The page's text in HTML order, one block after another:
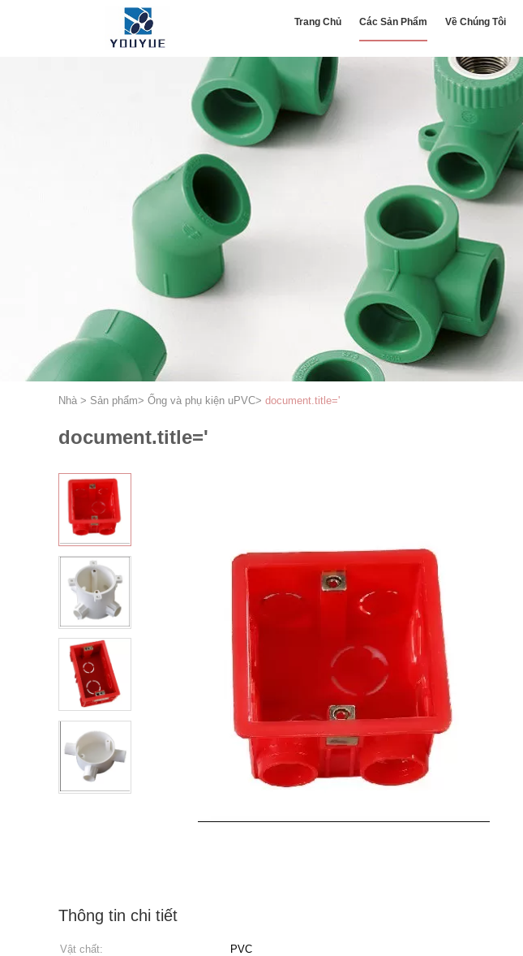
Trang Chủ Các Sản Phẩm Về Chúng Tôi
Nhà > Sản phẩm> Ống và phụ kiện uPVC> document.title='
document.title='
Thông tin chi tiết
Vật chất: PVC